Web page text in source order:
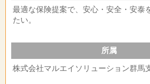
最適な保険提案で、安心・安全・安泰
たい。
所属
株式会社マルエイソリューション群馬